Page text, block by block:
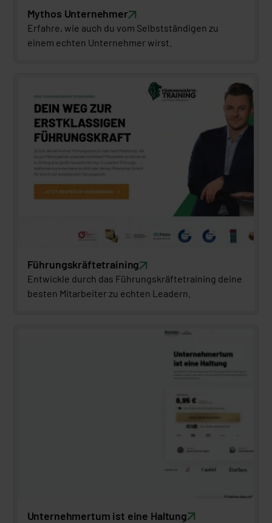
Mythos Unternehmer
Erfahre, wie auch du vom Selbstständigen zu
einem echten Unternehmer wirst.
Führungskräftetraining
Entwickle durch das Führungskräftetraining deine
besten Mitarbeiter zu echten Leadern.
Unternehmertum ist eine Haltung